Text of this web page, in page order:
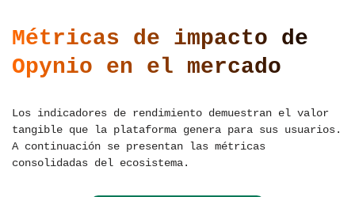
Métricas de impacto de
Opynio en el mercado
Los indicadores de rendimiento demuestran el valor
tangible que la plataforma genera para sus usuarios.
A continuación se presentan las métricas
consolidadas del ecosistema.